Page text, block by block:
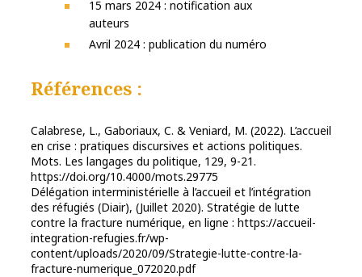
15 mars 2024 : notification aux
auteurs
Avril 2024 : publication du numéro
Références :
Calabrese, L., Gaboriaux, C. & Veniard, M. (2022). L’accueil
en crise : pratiques discursives et actions politiques.
Mots. Les langages du politique, 129, 9-21.
https://doi.org/10.4000/mots.29775
Délégation interministérielle à l’accueil et l’intégration
des réfugiés (Diair), (Juillet 2020). Stratégie de lutte
contre la fracture numérique, en ligne : https://accueil-
integration-refugies.fr/wp-
content/uploads/2020/09/Strategie-lutte-contre-la-
fracture-numerique_072020.pdf